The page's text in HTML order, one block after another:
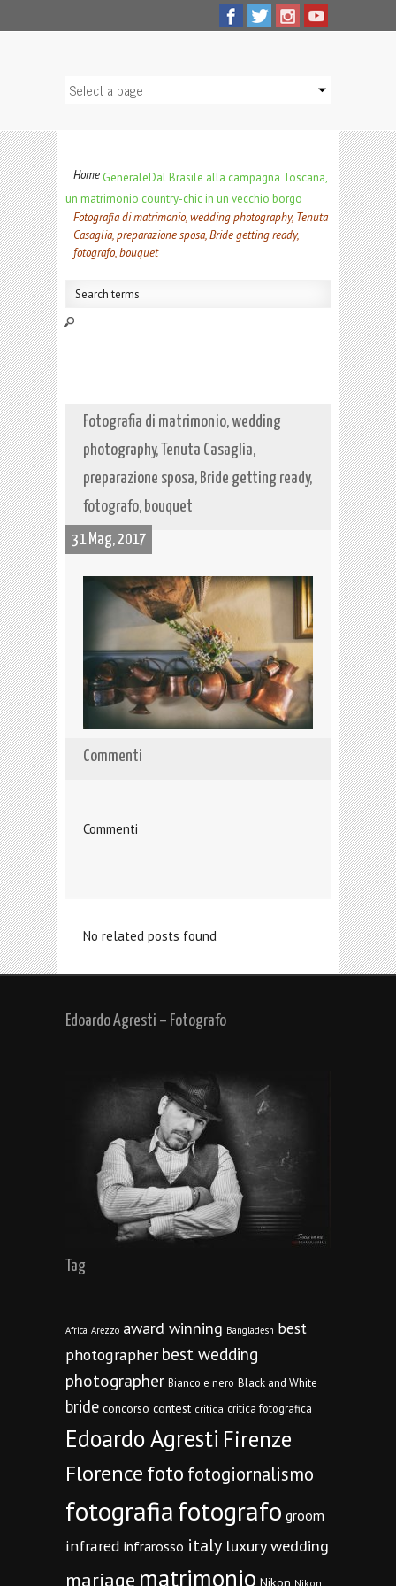
Home GeneraleDal Brasile alla campagna Toscana,
un matrimonio country-chic in un vecchio borgo
Fotografia di matrimonio, wedding photography, Tenuta
Casaglia, preparazione sposa, Bride getting ready,
fotografo, bouquet
Fotografia di matrimonio, wedding
photography, Tenuta Casaglia,
preparazione sposa, Bride getting ready,
fotografo, bouquet
31 Mag, 2017
Commenti
Commenti
No related posts found
Edoardo Agresti – Fotografo
Tag
Africa Arezzo award winning Bangladesh best
photographer best wedding
photographer Bianco e nero Black and White
bride concorso contest critica critica fotografica
Edoardo Agresti Firenze
Florencefoto fotogiornalismo
fotografiafotografo groom
infrared infrarosso italy luxury wedding
mariage matrimonio Nikon Nikon